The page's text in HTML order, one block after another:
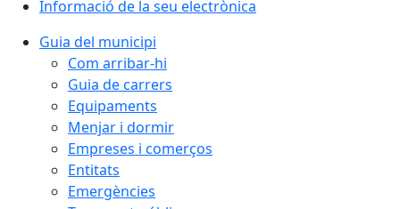
Informació de la seu electrònica
Guia del municipi
Com arribar-hi
Guia de carrers
Equipaments
Menjar i dormir
Empreses i comerços
Entitats
Emergències